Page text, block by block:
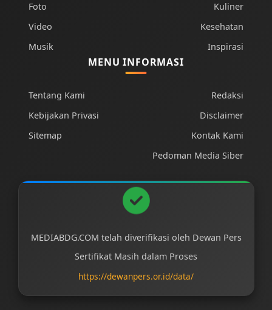
Foto
Video
Musik
Kuliner
Kesehatan
Inspirasi
MENU INFORMASI
Tentang Kami
Kebijakan Privasi
Sitemap
Redaksi
Disclaimer
Kontak Kami
Pedoman Media Siber
MEDIABDG.COM telah diverifikasi oleh Dewan Pers
Sertifikat Masih dalam Proses
https://dewanpers.or.id/data/